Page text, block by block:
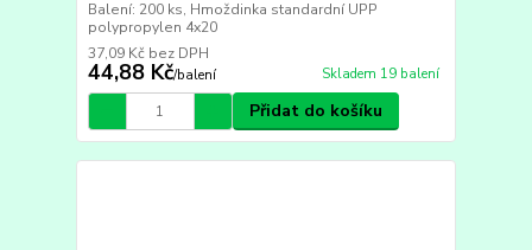
Balení: 200 ks, Hmoždinka standardní UPP
polypropylen 4x20
44,88 Kč/balení
37,09 Kč bez DPH
Skladem 19 balení
Přidat do košíku